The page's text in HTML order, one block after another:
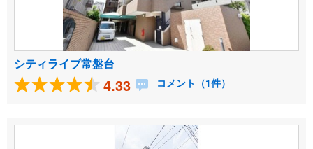
シティライブ常盤台
4.33 コメント（1件）